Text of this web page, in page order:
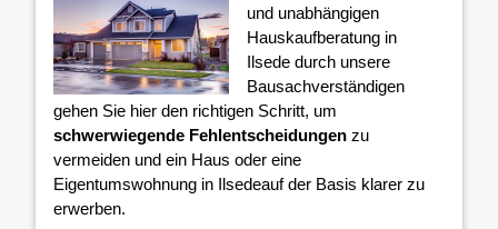
und unabhängigen
Hauskaufberatung in
Ilsede durch unsere
Bausachverständigen
gehen Sie hier den richtigen Schritt, um
schwerwiegende Fehlentscheidungen zu
vermeiden und ein Haus oder eine
Eigentumswohnung in Ilsedeauf der Basis klarer zu
erwerben.